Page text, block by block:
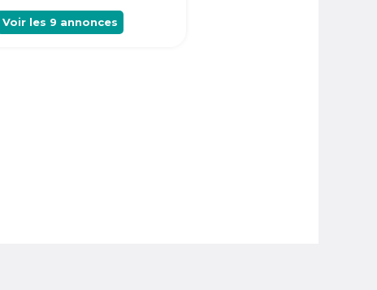
Voir les 9 annonces